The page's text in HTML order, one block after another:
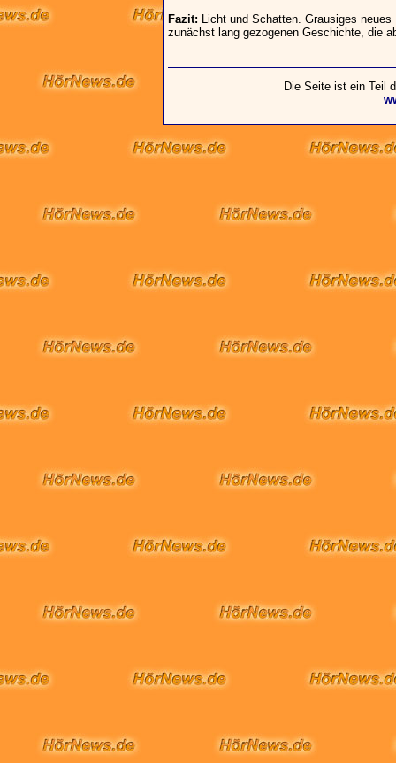
Fazit: Licht und Schatten. Grausiges
zunächst lang gezogenen Geschichte, die
Die Seite ist ein Teil